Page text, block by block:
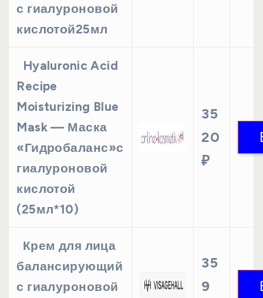
с гиалуроновой
кислотой25мл
Hyaluronic Acid
Recipe
Moisturizing Blue
Mask — Маска
«Гидробаланс»с
гиалуроновой
кислотой
(25мл*10)
35
20
₽
Крем для лица
балансирующий
с гиалуроновой
35
9